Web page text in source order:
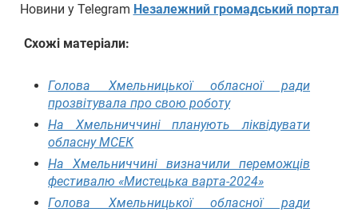
Новини у Telegram Незалежний громадський портал
Схожі матеріали:
Голова Хмельницької обласної ради
прозвітувала про свою роботу
На Хмельниччині планують ліквідувати
обласну МСЕК
На Хмельниччині визначили переможців
фестивалю «Мистецька варта-2024»
Голова Хмельницької обласної ради